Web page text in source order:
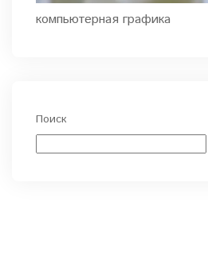
компьютерная графика
Поиск